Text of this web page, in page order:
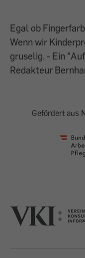
Egal ob
Wenn wir
gruselig. - Ein
Redakteur
Gefördert aus